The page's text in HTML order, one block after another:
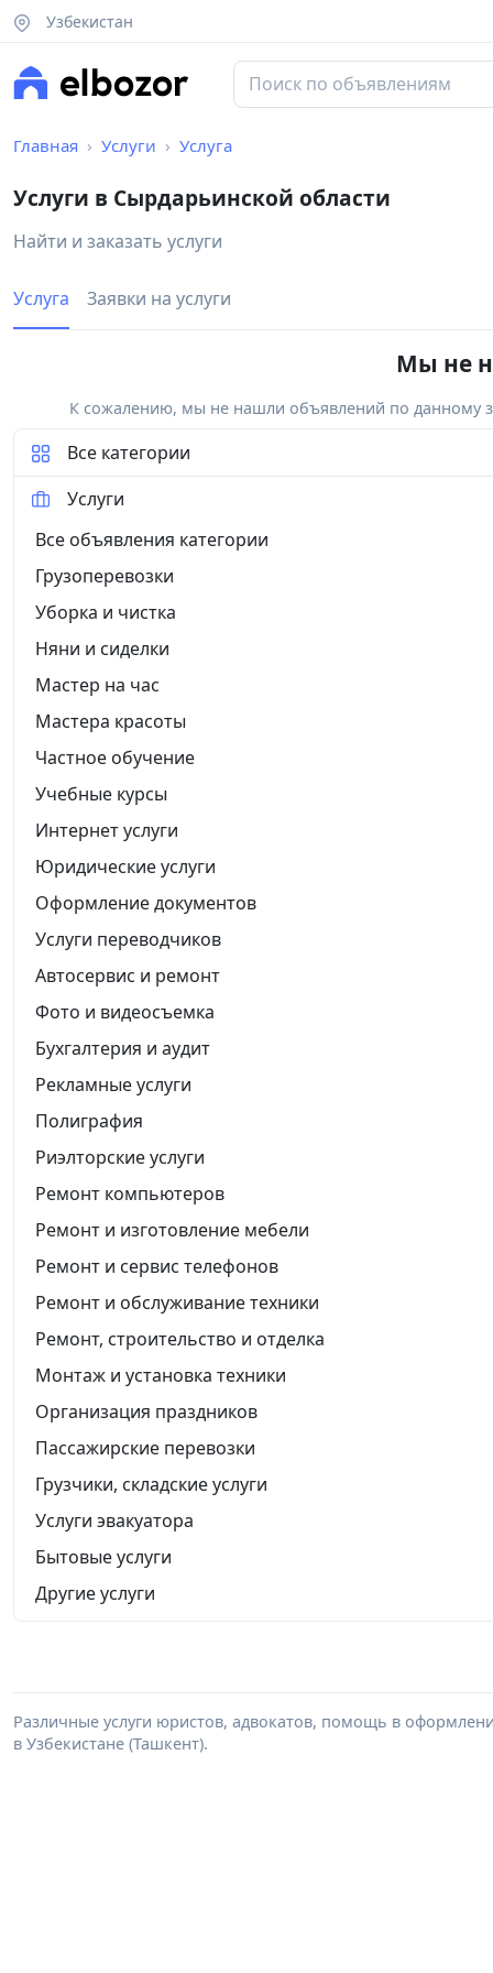
Узбекистан
Главная Услуги Услуга
Услуги в Сырдарьинской области
Найти и заказать услуги
Услуга Заявки на услуги
Мы не
К сожалению, мы не нашли объявлений по данному
Все категории
Услуги
Все объявления категории
Грузоперевозки
Уборка и чистка
Няни и сиделки
Мастер на час
Мастера красоты
Частное обучение
Учебные курсы
Интернет услуги
Юридические услуги
Оформление документов
Услуги переводчиков
Автосервис и ремонт
Фото и видеосъемка
Бухгалтерия и аудит
Рекламные услуги
Полиграфия
Риэлторские услуги
Ремонт компьютеров
Ремонт и изготовление мебели
Ремонт и сервис телефонов
Ремонт и обслуживание техники
Ремонт, строительство и отделка
Монтаж и установка техники
Организация праздников
Пассажирские перевозки
Грузчики, складские услуги
Услуги эвакуатора
Бытовые услуги
Другие услуги
Различные услуги юристов, адвокатов, помощь в
в Узбекистане (Ташкент).